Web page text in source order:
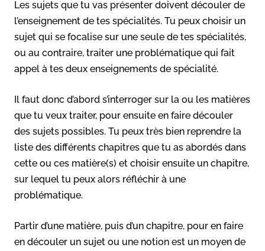
Les sujets que tu vas présenter doivent découler de
l’enseignement de tes spécialités. Tu peux choisir un
sujet qui se focalise sur une seule de tes spécialités,
ou au contraire, traiter une problématique qui fait
appel à tes deux enseignements de spécialité.
Il faut donc d’abord s’interroger sur la ou les matières
que tu veux traiter, pour ensuite en faire découler
des sujets possibles. Tu peux très bien reprendre la
liste des différents chapitres que tu as abordés dans
cette ou ces matière(s) et choisir ensuite un chapitre,
sur lequel tu peux alors réfléchir à une
problématique.
Partir d’une matière, puis d’un chapitre, pour en faire
en découler un sujet ou une notion est un moyen de